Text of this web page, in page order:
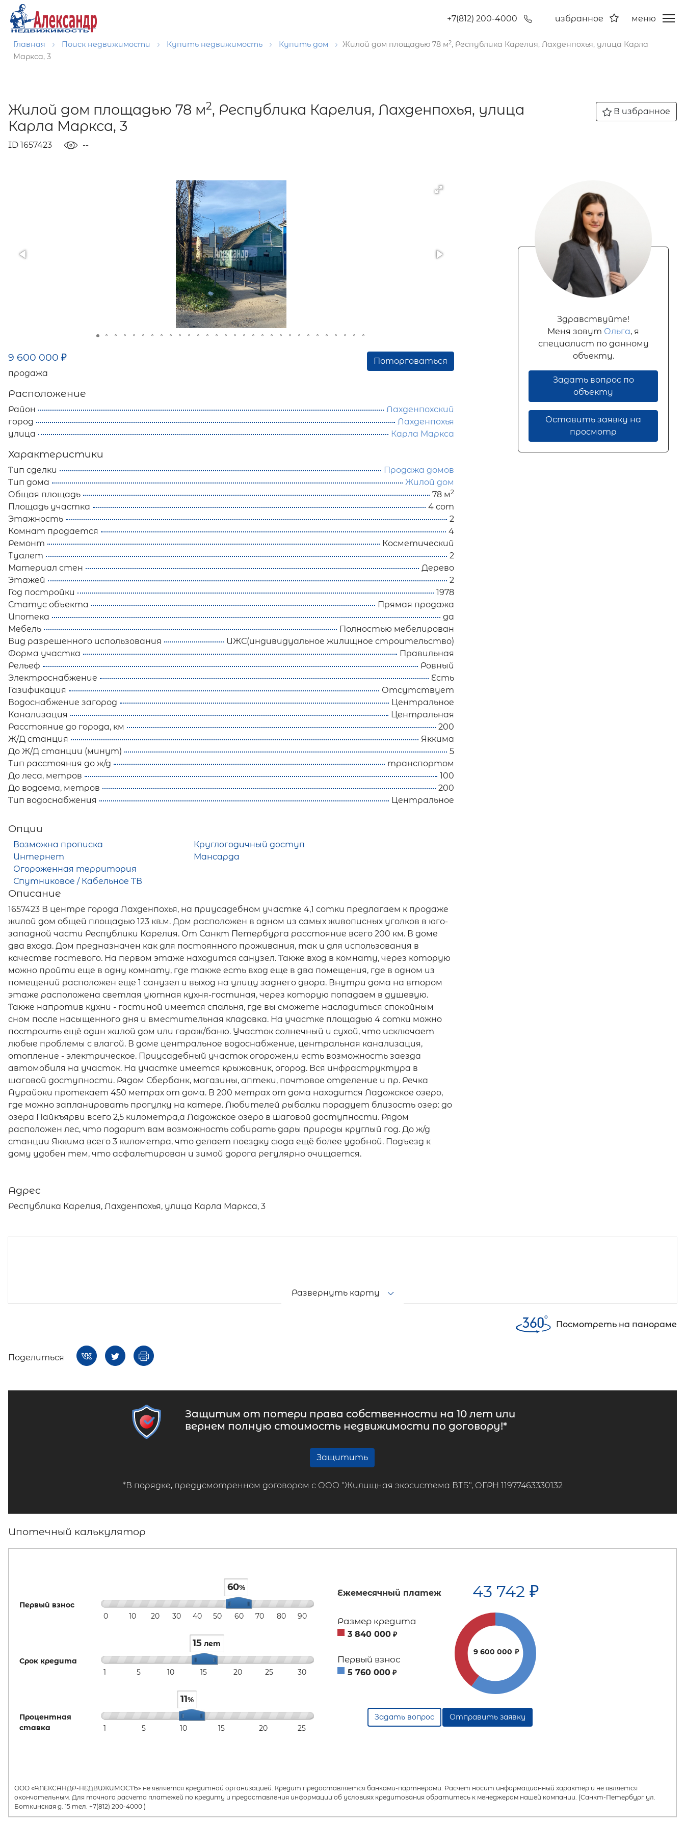
+7(812) 200-4000 избранное меню
Главная Поиск недвижимости Купить недвижимость Купить дом Жилой дом площадью 78 м2, Республика Карелия, Лахденпохья, улица Карла
Маркса, 3
Жилой дом площадью 78 м2, Республика Карелия, Лахденпохья, улица
Карла Маркса, 3
ID 1657423 --
В избранное
9 600 000 ₽
продажа
Поторговаться
Расположение
Район
Лахденпохский
город
Лахденпохья
улица
Карла Маркса
Характеристики
Тип сделки
Продажа домов
Тип дома
Жилой дом
Общая площадь
78 м2
Площадь участка
4 сот
Этажность
2
Комнат продается
4
Ремонт
Косметический
Туалет
2
Материал стен
Дерево
Этажей
2
Год постройки
1978
Статус объекта
Прямая продажа
Ипотека
да
Мебель
Полностью мебелирован
Вид разрешенного использования
ИЖС(индивидуальное жилищное строительство)
Форма участка
Правильная
Рельеф
Ровный
Электроснабжение
Есть
Газификация
Отсутствует
Водоснабжение загород
Центральное
Канализация
Центральная
Расстояние до города, км
200
Ж/Д станция
Яккима
До Ж/Д станции (минут)
5
Тип расстояния до ж/д
транспортом
До леса, метров
100
До водоема, метров
200
Тип водоснабжения
Центральное
Опции
Возможна прописка
Интернет
Круглогодичный доступ
Мансарда
Огороженная территория
Спутниковое / Кабельное ТВ
Описание
1657423 В центре города Лахденпохья, на приусадебном участке 4,1 сотки предлагаем к продаже
жилой дом общей площадью 123 кв.м. Дом расположен в одном из самых живописных уголков в юго-
западной части Республики Карелия. От Санкт Петербурга расстояние всего 200 км. В доме
два входа. Дом предназначен как для постоянного проживания, так и для использования в
качестве гостевого. На первом этаже находится санузел. Также вход в комнату, через которую
можно пройти еще в одну комнату, где также есть вход еще в два помещения, где в одном из
помещений расположен еще 1 санузел и выход на улицу заднего двора. Внутри дома на втором
этаже расположена светлая уютная кухня-гостиная, через которую попадаем в душевую.
Также напротив кухни - гостиной имеется спальня, где вы сможете насладиться спокойным
сном после насыщенного дня и вместительная кладовка. На участке площадью 4 сотки можно
построить ещё один жилой дом или гараж/баню. Участок солнечный и сухой, что исключает
любые проблемы с влагой. В доме центральное водоснабжение, центральная канализация,
отопление - электрическое. Приусадебный участок огорожен,и есть возможность заезда
автомобиля на участок. На участке имеется крыжовник, огород. Вся инфраструктура в
шаговой доступности. Рядом Сбербанк, магазины, аптеки, почтовое отделение и пр. Речка
Аурайоки протекает 450 метрах от дома. В 200 метрах от дома находится Ладожское озеро,
где можно запланировать прогулку на катере. Любителей рыбалки порадует близость озер: до
озера Пайкъярви всего 2,5 километра,а Ладожское озеро в шаговой доступности. Рядом
расположен лес, что подарит вам возможность собирать дары природы круглый год. До ж/д
станции Яккима всего 3 километра, что делает поездку сюда ещё более удобной. Подъезд к
дому удобен тем, что асфальтирован и зимой дорога регулярно очищается.
Здравствуйте!
Меня зовут Ольга, я
специалист по данному
объекту.
Задать вопрос по
объекту
Оставить заявку на
просмотр
Адрес
Республика Карелия, Лахденпохья, улица Карла Маркса, 3
Развернуть карту
Посмотреть на панораме
Поделиться
Защитим от потери права собственности на 10 лет или
вернем полную стоимость недвижимости по договору!*
Защитить
*В порядке, предусмотренном договором с ООО "Жилищная экосистема ВТБ", ОГРН 11977463330132
Ипотечный калькулятор
Первый взнос
60%
0 10 20 30 40 50 60 70 80 90
Срок кредита
15 лет
1 5 10 15 20 25 30
Процентная
ставка
11%
1 5 10 15 20 25
Ежемесячный платеж
Размер кредита
3 840 000 ₽
Первый взнос
5 760 000 ₽
43 742 ₽
9 600 000 ₽
Задать вопрос Отправить заявку
ООО «АЛЕКСАНДР-НЕДВИЖИМОСТЬ» не является кредитной организацией. Кредит предоставляется банками-партнерами. Расчет носит информационный характер и не является
окончательным. Для точного расчета платежей по кредиту и предоставления информации об условиях кредитования обратитесь к менеджерам нашей компании. (Санкт-Петербург ул.
Боткинская д. 15 тел. +7(812) 200-4000 )